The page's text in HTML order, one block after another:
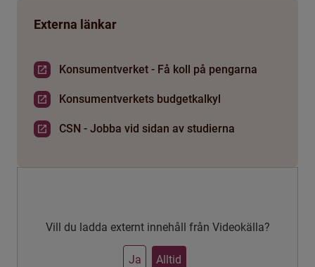
Externa länkar
Konsumentverket - Få koll på pengarna
Konsumentverkets budgetkalkyl
CSN - Jobba vid sidan av studierna
Vill du ladda externt innehåll från Videokälla?
Ja Alltid